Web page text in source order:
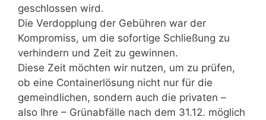
geschlossen wird.
Die Verdopplung der Gebühren war der
Kompromiss, um die sofortige Schließung zu
verhindern und Zeit zu gewinnen.
Diese Zeit möchten wir nutzen, um zu prüfen,
ob eine Containerlösung nicht nur für die
gemeindlichen, sondern auch die privaten –
also Ihre – Grünabfälle nach dem 31.12. möglich